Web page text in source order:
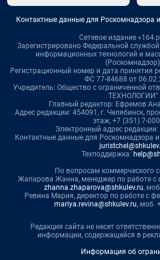
Контактные данные для Роскомнадзора
Сетевое издание
Зарегистрировано Федеральной
информационных технологий и
Регистрационный номер и дата принятия
ФС 77-84688 от
Учредитель: Общество с ограниченной
ТЕХНОЛОГИИ"
Главный редактор: Ефремов
Адрес редакции: 454091, г. Челябинск,
этаж, +7 (351) 7-
Электронный адрес редакции:
Контактные данные для Роскомнадзора и
Техподдержка:
По вопросам коммерческого
Жапарова Жанна, менеджер по работе с
zhanna.zhaparova@shkulev.ru,
Ревина Мария, директор по работе с
mariya.revina@shkulev.ru, моб.
Редакция сайта не несет
информации, содержащейся в
Информация об